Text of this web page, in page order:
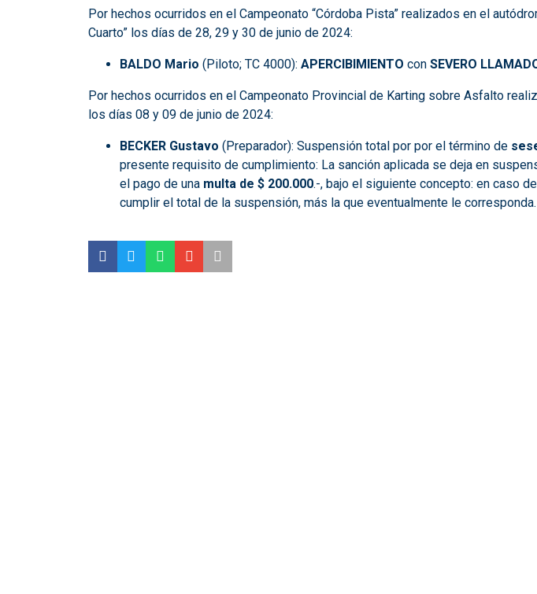
Por hechos ocurridos en el Campeonato “Córdoba Pista” realizados en el
Cuarto” los días de 28, 29 y 30 de junio de 2024:
BALDO Mario (Piloto; TC 4000): APERCIBIMIENTO con SEVERO
Por hechos ocurridos en el Campeonato Provincial de Karting sobre Asfalto
los días 08 y 09 de junio de 2024:
BECKER Gustavo (Preparador): Suspensión total por por el término de
presente requisito de cumplimiento: La sanción aplicada se deja en
el pago de una multa de $ 200.000.-, bajo el siguiente concepto: en caso
cumplir el total de la suspensión, más la que eventualmente le corresponda.